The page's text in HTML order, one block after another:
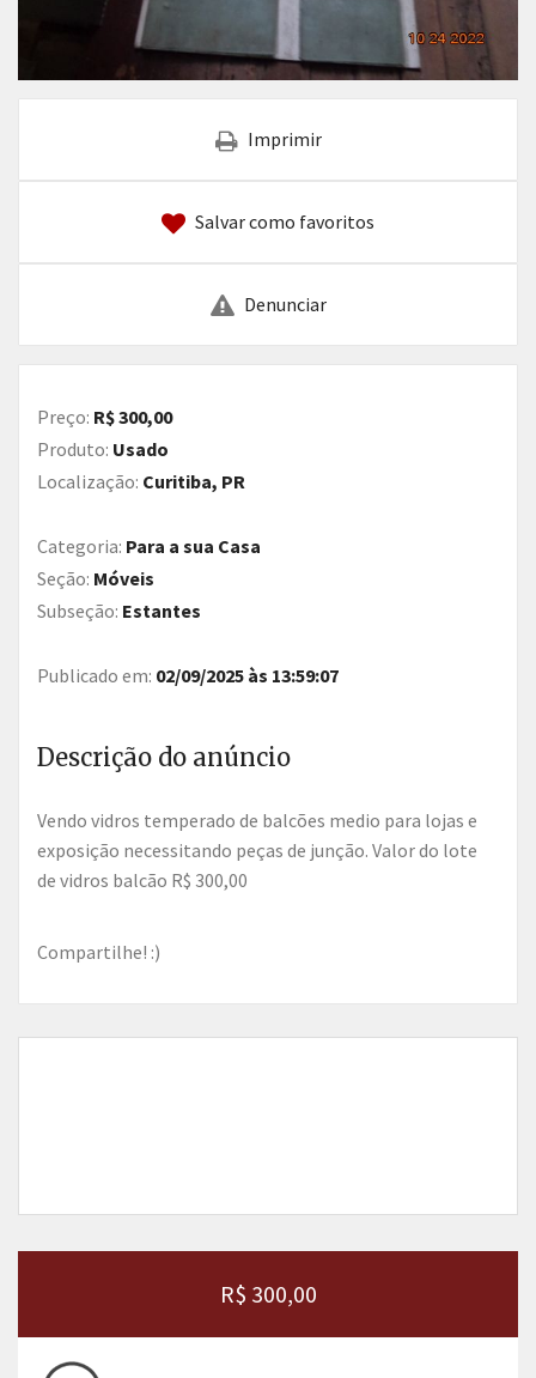
Imprimir
Salvar como favoritos
Denunciar
Preço: R$ 300,00
Produto: Usado
Localização: Curitiba, PR
Categoria: Para a sua Casa
Seção: Móveis
Subseção: Estantes
Publicado em: 02/09/2025 às 13:59:07
Descrição do anúncio
Vendo vidros temperado de balcões medio para lojas e
exposição necessitando peças de junção. Valor do lote
de vidros balcão R$ 300,00
Compartilhe! :)
R$ 300,00